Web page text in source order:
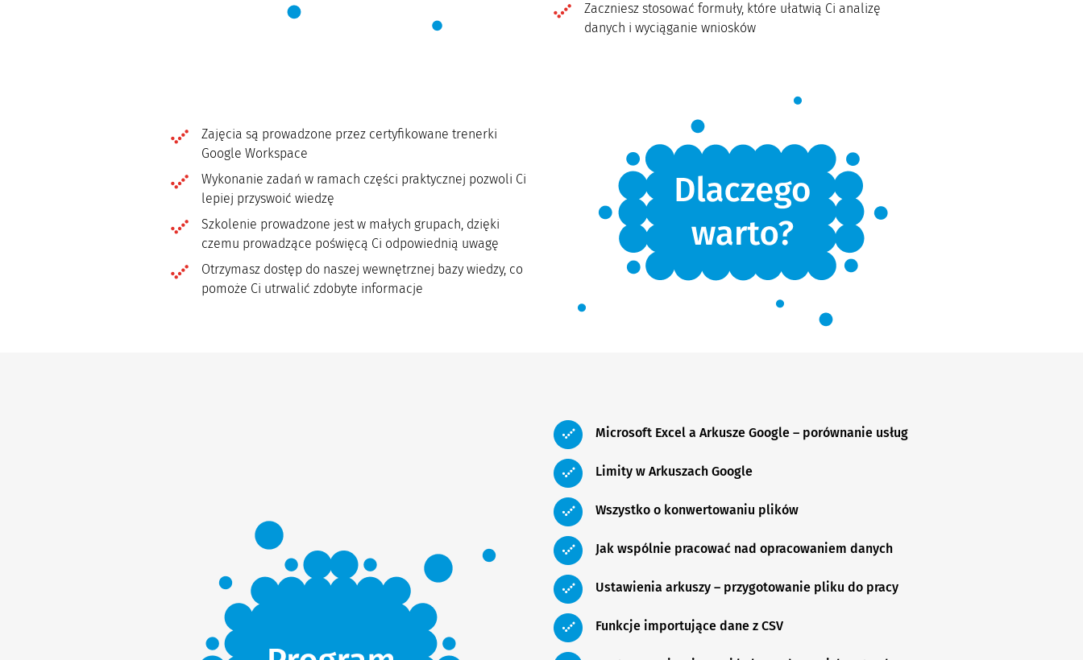
Zaczniesz stosować formuły, które ułatwią Ci analizę
danych i wyciąganie wniosków
Zajęcia są prowadzone przez certyfikowane trenerki
Google Workspace
Wykonanie zadań w ramach części praktycznej pozwoli Ci
lepiej przyswoić wiedzę
Szkolenie prowadzone jest w małych grupach, dzięki
czemu prowadzące poświęcą Ci odpowiednią uwagę
Otrzymasz dostęp do naszej wewnętrznej bazy wiedzy, co
pomoże Ci utrwalić zdobyte informacje
Microsoft Excel a Arkusze Google – porównanie usług
Limity w Arkuszach Google
Wszystko o konwertowaniu plików
Jak wspólnie pracować nad opracowaniem danych
Ustawienia arkuszy – przygotowanie pliku do pracy
Funkcje importujące dane z CSV